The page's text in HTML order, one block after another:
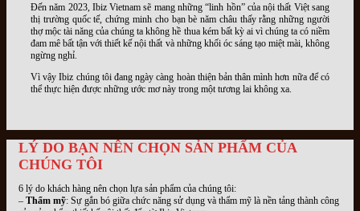
Đến năm 2023, Ibiz Vietnam sẽ mang những “linh hồn” của nội thất Việt sang
thị trường quốc tế, chứng minh cho bạn bè năm châu thấy rằng những người
thợ mộc tài năng của chúng ta không hề thua kém bất kỳ ai vì chúng ta có niềm
đam mê bất tận với thiết kế nội thất và những khối óc sáng tạo miệt mài, không
ngừng nghỉ.
Vì vậy Ibiz chúng tôi đang ngày càng hoàn thiện bản thân mình hơn nữa để có
thể thực hiện được những ước mơ này trong một tương lai không xa.
LÝ DO BẠN NÊN CHỌN SẢN PHẨM CỦA
CHÚNG TÔI
6 lý do khách hàng nên chọn lựa sản phẩm của chúng tôi:
– Thẩm mỹ: Sự gắn bó giữa chức năng sử dụng và thẩm mỹ là nền tảng thành công